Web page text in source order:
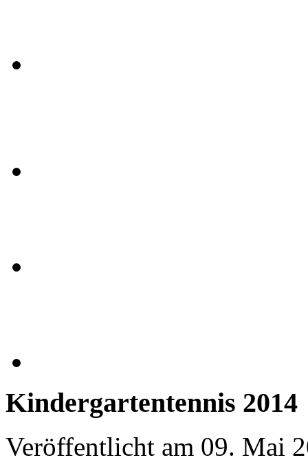
Kindergartentennis 2014
Veröffentlicht am 09. Mai